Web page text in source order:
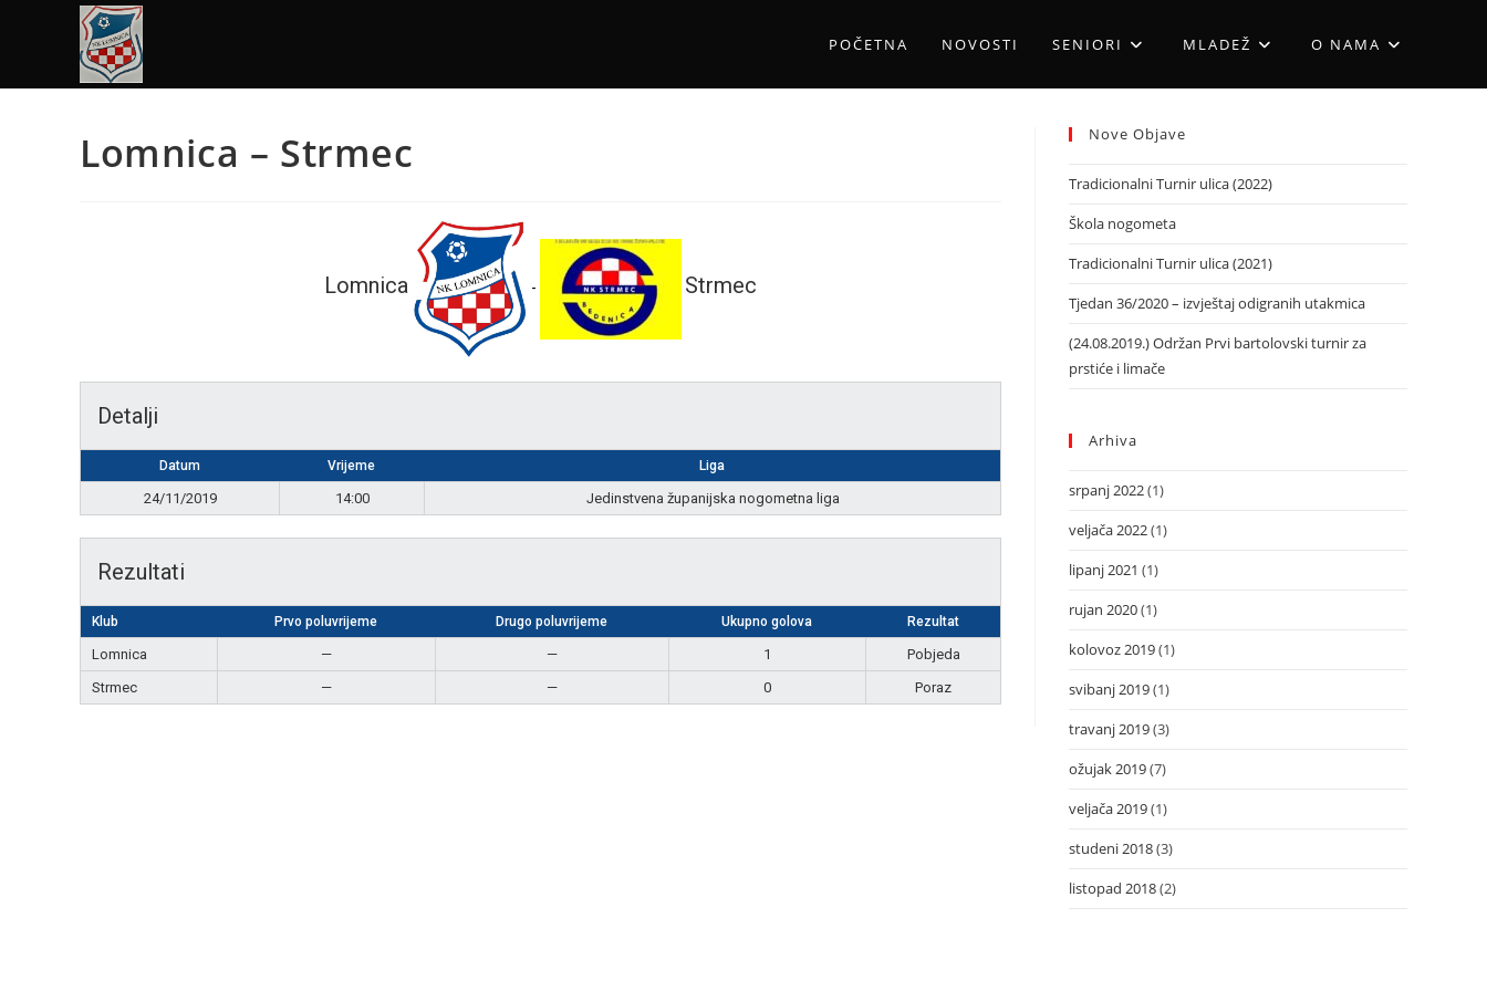
POČETNA NOVOSTI SENIORI MLADEŽ O NAMA
Lomnica – Strmec
Lomnica - Strmec
Detalji
Datum Vrijeme Liga
24/11/2019 14:00 Jedinstvena županijska nogometna liga
Rezultati
Klub Prvo poluvrijeme Drugo poluvrijeme Ukupno golova Rezultat
Lomnica — — 1
Pobjeda
Strmec
— — 0 Poraz
Nove Objave
Tradicionalni Turnir ulica (2022)
Škola nogometa
Tradicionalni Turnir ulica (2021)
Tjedan 36/2020 – izvještaj odigranih utakmica
(24.08.2019.) Održan Prvi bartolovski turnir za
prstiće i limače
Arhiva
srpanj 2022(1)
veljača 2022(1)
lipanj 2021 (1)
rujan 2020(1)
kolovoz 2019(1)
svibanj 2019(1)
travanj 2019(3)
ožujak 2019(7)
veljača 2019(1)
studeni 2018(3)
listopad 2018(2)